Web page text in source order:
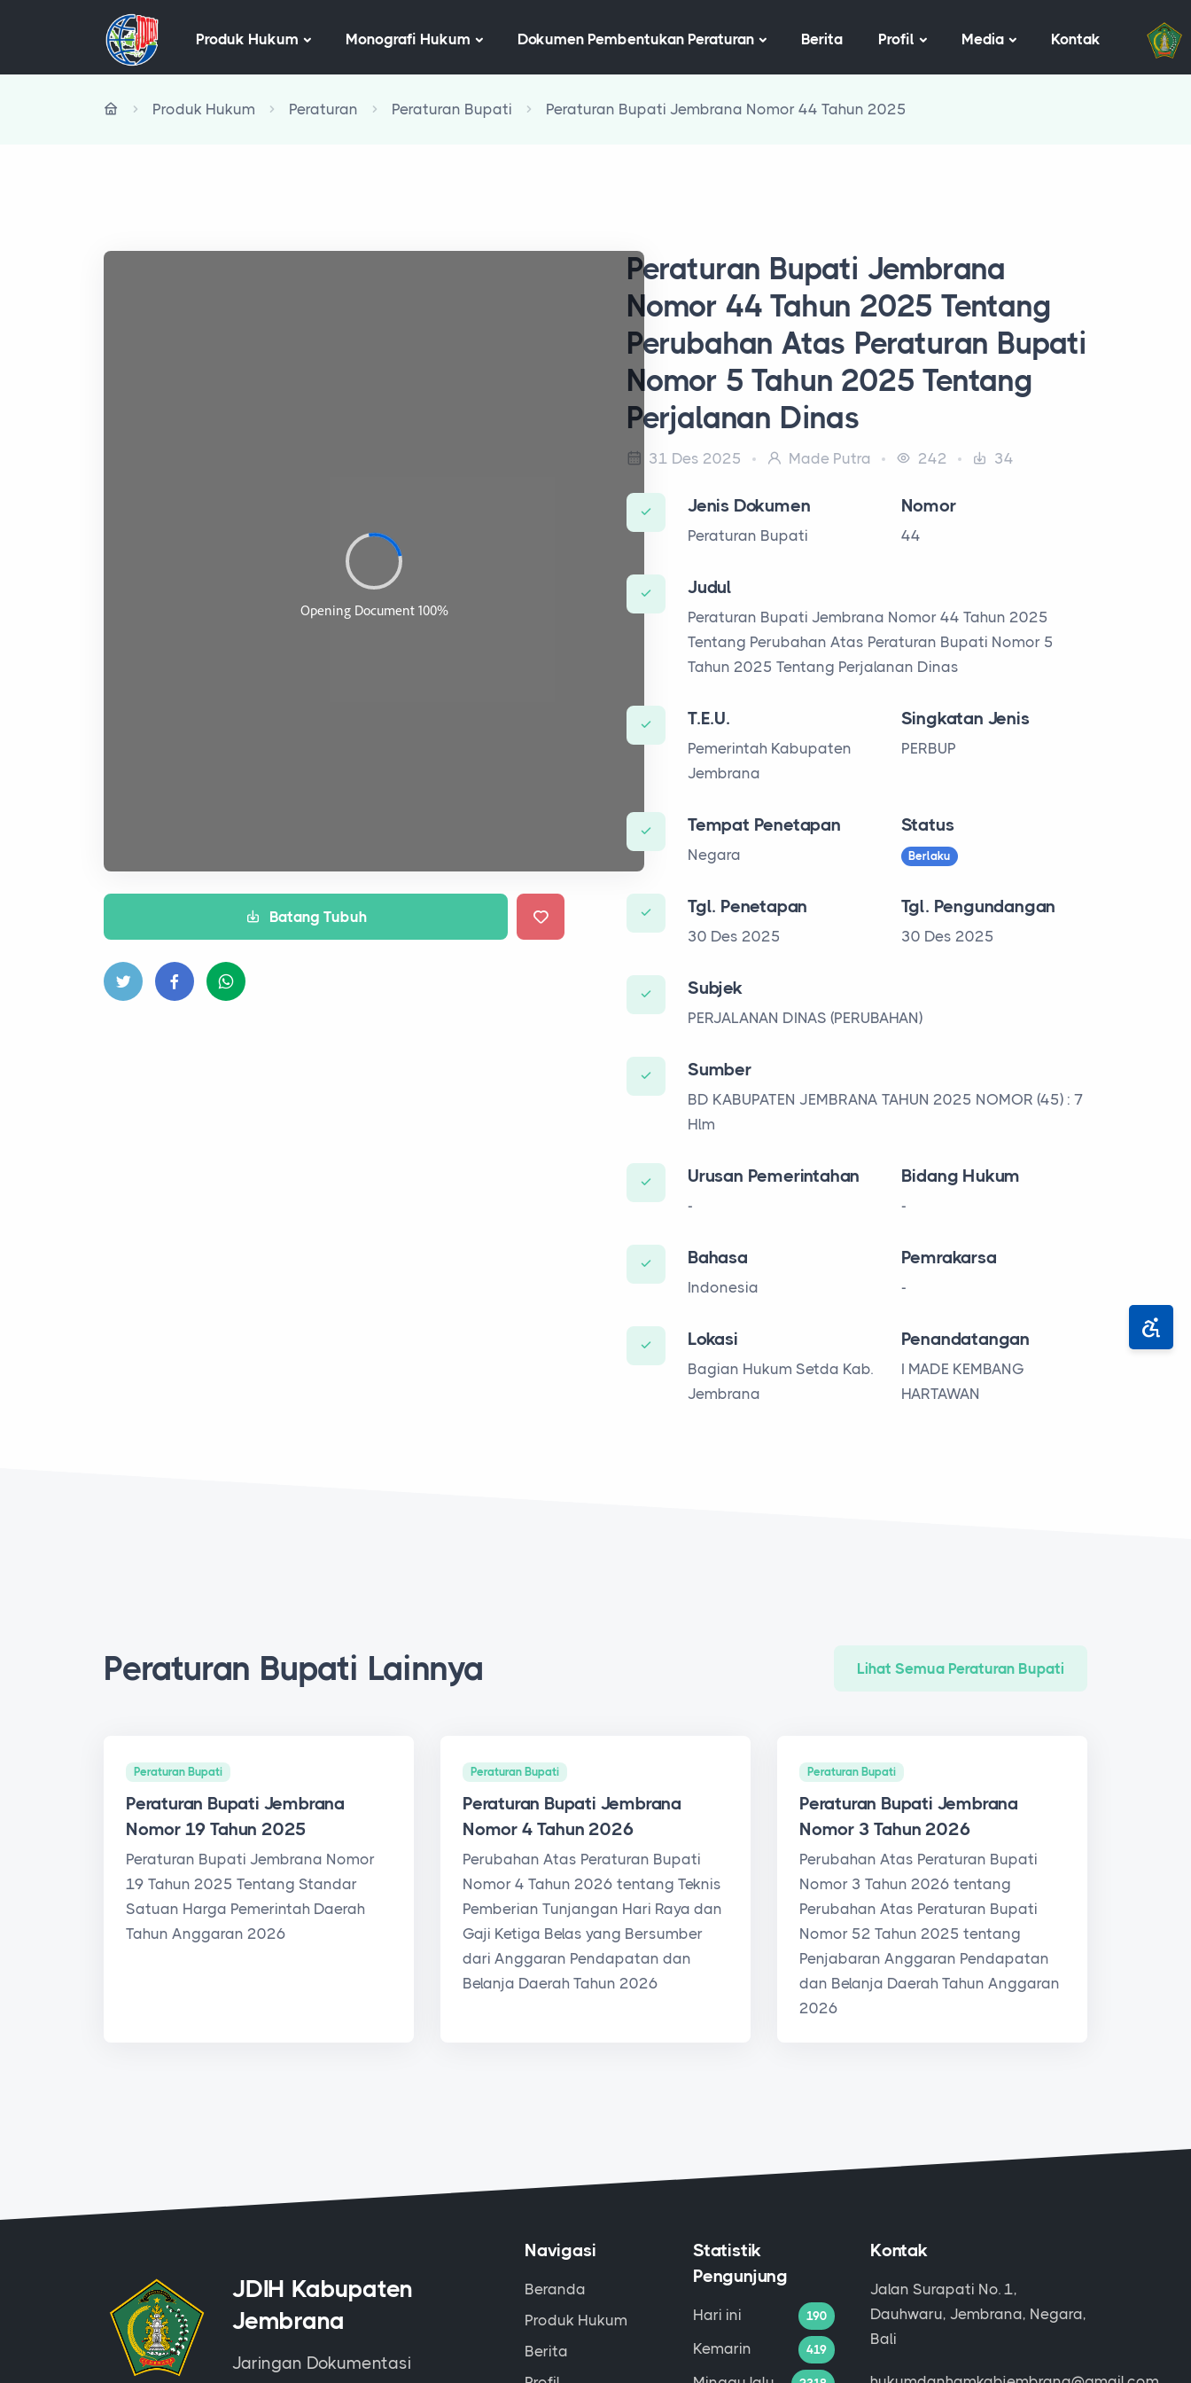
Produk Hukum Monografi Hukum Dokumen Pembentukan Peraturan Berita Profil Media Kontak
Produk Hukum Peraturan Peraturan Bupati Peraturan Bupati Jembrana Nomor 44 Tahun 2025
Batang Tubuh
Peraturan Bupati Jembrana
Nomor 44 Tahun 2025 Tentang
Perubahan Atas Peraturan Bupati
Nomor 5 Tahun 2025 Tentang
Perjalanan Dinas
31 Des 2025 Made Putra 242 34
Jenis Dokumen
Peraturan Bupati
Nomor
44
Judul
Peraturan Bupati Jembrana Nomor 44 Tahun 2025
Tentang Perubahan Atas Peraturan Bupati Nomor 5
Tahun 2025 Tentang Perjalanan Dinas
T.E.U.
Pemerintah Kabupaten
Jembrana
Singkatan Jenis
PERBUP
Tempat Penetapan
Negara
Status
Berlaku
Tgl. Penetapan
30 Des 2025
Tgl. Pengundangan
30 Des 2025
Subjek
PERJALANAN DINAS (PERUBAHAN)
Sumber
BD KABUPATEN JEMBRANA TAHUN 2025 NOMOR (45) : 7
Hlm
Urusan Pemerintahan
-
Bidang Hukum
-
Bahasa
Indonesia
Pemrakarsa
-
Lokasi
Bagian Hukum Setda Kab.
Jembrana
Penandatangan
I MADE KEMBANG
HARTAWAN
Peraturan Bupati Lainnya Lihat Semua Peraturan Bupati
Peraturan Bupati
Peraturan Bupati Jembrana
Nomor 19 Tahun 2025
Peraturan Bupati Jembrana Nomor
19 Tahun 2025 Tentang Standar
Satuan Harga Pemerintah Daerah
Tahun Anggaran 2026
Peraturan Bupati
Peraturan Bupati Jembrana
Nomor 4 Tahun 2026
Perubahan Atas Peraturan Bupati
Nomor 4 Tahun 2026 tentang Teknis
Pemberian Tunjangan Hari Raya dan
Gaji Ketiga Belas yang Bersumber
dari Anggaran Pendapatan dan
Belanja Daerah Tahun 2026
Peraturan Bupati
Peraturan Bupati Jembrana
Nomor 3 Tahun 2026
Perubahan Atas Peraturan Bupati
Nomor 3 Tahun 2026 tentang
Perubahan Atas Peraturan Bupati
Nomor 52 Tahun 2025 tentang
Penjabaran Anggaran Pendapatan
dan Belanja Daerah Tahun Anggaran
2026
JDIH Kabupaten
Jembrana
Jaringan Dokumentasi
Navigasi
Beranda
Produk Hukum
Berita
Statistik
Pengunjung
Hari ini 190
Kemarin 419
Kontak
Jalan Surapati No. 1,
Dauhwaru, Jembrana, Negara,
Bali